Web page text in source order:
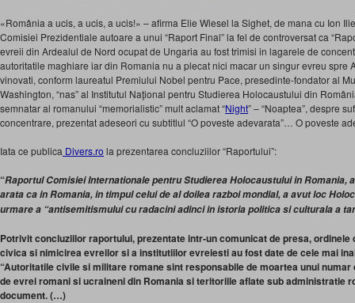
«România a ucis, a ucis, a ucis!» – afirma Elie Wiesel la Sighet, de mana cu Ion
Comisiei Prezidentiale autoare a unui “Raport Final” la fel de controversat ca
evreii din Ardealul de Nord ocupat de Ungaria au fost trimisi in lagarele de
autoritatile maghiare iar din Romania nu a plecat nici macar un singur evreu spre
vinovati, conform laureatul Premiului Nobel pentru Pace, presedinte-fondator al
Washington, “nas” al Institutul Naţional pentru Studierea Holocaustului din
semnatar al romanului “memorialistic” mult aclamat “Night” – “Noaptea”, despre
concentrare, prezentat adeseori cu subtitlul “O poveste adevarata”… O poveste
Iata ce publica Divers.ro la prezentarea concluziilor “Raportului”:
“Raportul Comisiei Internationale pentru Studierea Holocaustului in Romania,
arata ca in Romania, in timpul celui de al doilea razboi mondial, a avut loc
urmare a “antisemitismului cu radacini adinci in istoria politica si culturala a
Potrivit concluziilor raportului, prezentate intr-un comunicat de presa, ordinele
civica si nimicirea evreilor si a institutiilor evreiesti au fost date de cele mai
“Autoritatile civile si militare romane sint responsabile de moartea unui
de evrei romani si ucraineni din Romania si teritoriile aflate sub administratie
document. (…)